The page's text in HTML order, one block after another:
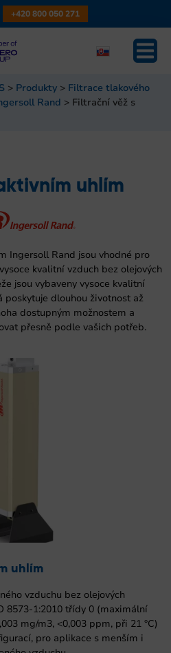
+420 800 050 271
> Produkty > Filtrace tlakového
Rand > Filtrační věž s
uhlím
Ingersoll Rand jsou vhodné pro
kvalitní vzduch bez olejových
jsou vybaveny vysoce kvalitní
dlouhou životnost až
dostupným možnostem a
přesně podle vašich potřeb.
uhlím
vzduchu bez olejových
8573-1:2010 třídy 0 (maximální
mg/m3, <0,003 ppm, při 21 °C)
pro aplikace s menším i